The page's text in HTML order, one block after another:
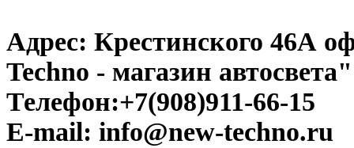
Адрес: Крестинского 46А
Techno - магазин автосвета"
Телефон:+7(908)911-66-15
E-mail: info@new-techno.ru